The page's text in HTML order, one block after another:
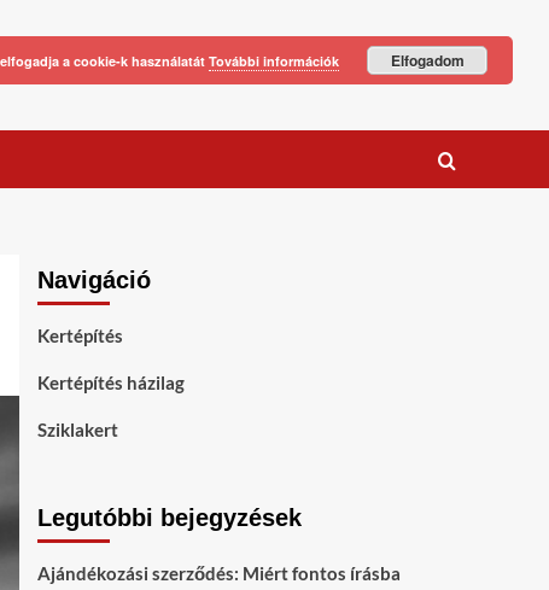
Navigáció
Kertépítés
Kertépítés házilag
Sziklakert
Legutóbbi bejegyzések
Ajándékozási szerződés: Miért fontos írásba
a cookie-k használatát További információk Elfogadom